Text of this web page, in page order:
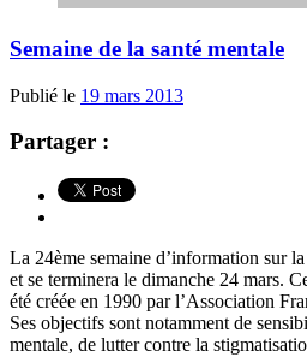
Semaine de la santé mentale
Publié le 19 mars 2013
Partager :
La 24ème semaine d’information sur
et se terminera le dimanche 24 mars.
été créée en 1990 par l’Association
Ses objectifs sont notamment de
mentale, de lutter contre la